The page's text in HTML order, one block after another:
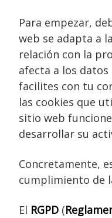
Para empezar,
web se adapta a
relación con la
afecta a los
facilites con tu
las cookies que
sitio web
desarrollar su
Concretamente,
cumplimiento de
El RGPD (